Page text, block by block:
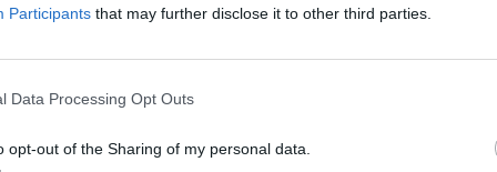
Participants that may further disclose it to other third parties.
Data Processing Opt Outs
opt-out of the Sharing of my personal data.
Ρόδος»
Ιουνίου, ανάλογο
πλοίου στο λιμάνι